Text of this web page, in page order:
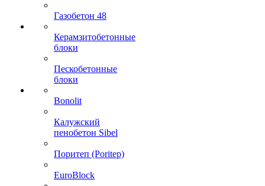
Газобетон 48
Керамзитобетонные
блоки
Пескобетонные
блоки
Bonolit
Калужский
пенобетон Sibel
Поритеп (Poritep)
EuroBlock